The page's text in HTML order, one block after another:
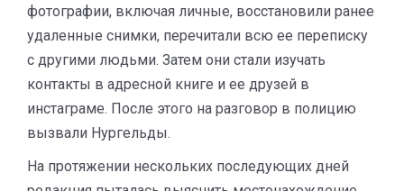
фотографии, включая личные, восстановили ранее
удаленные снимки, перечитали всю ее переписку
с другими людьми. Затем они стали изучать
контакты в адресной книге и ее друзей в
инстаграме. После этого на разговор в полицию
вызвали Нургельды.
На протяжении нескольких последующих дней